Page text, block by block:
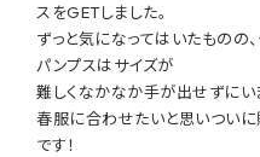
スをGETしました。
ずっと気になってはいたものの
パンプスはサイズが
難しくなかなか手が出せずにい
春服に合わせたいと思いついに
です！